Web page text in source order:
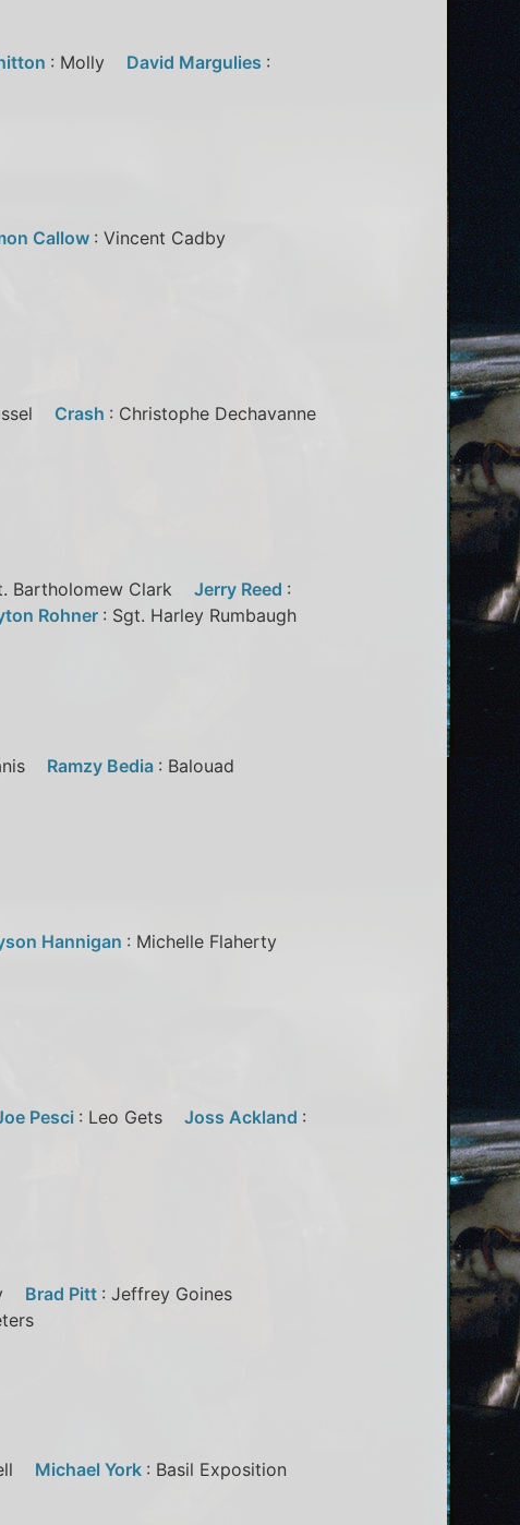
: Molly David Margulies :
Callow : Vincent Cadby
Crash : Christophe Dechavanne
Bartholomew Clark Jerry Reed :
Rohner : Sgt. Harley Rumbaugh
Ramzy Bedia : Balouad
Hannigan : Michelle Flaherty
Pesci : Leo Gets Joss Ackland :
Brad Pitt : Jeffrey Goines
Michael York : Basil Exposition